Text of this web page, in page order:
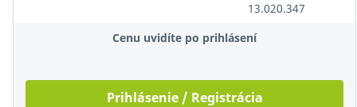
13.020.347
Cenu uvidíte po prihlásení
Prihlásenie / Registrácia